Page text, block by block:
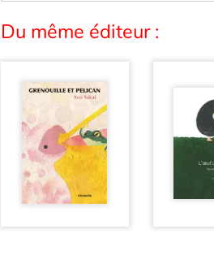
Du même éditeur :